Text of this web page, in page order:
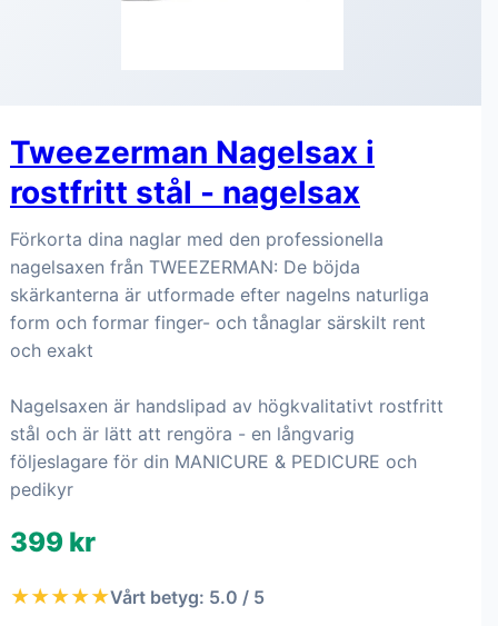
Tweezerman Nagelsax i
rostfritt stål - nagelsax
Förkorta dina naglar med den professionella
nagelsaxen från TWEEZERMAN: De böjda
skärkanterna är utformade efter nagelns naturliga
form och formar finger- och tånaglar särskilt rent
och exakt
Nagelsaxen är handslipad av högkvalitativt rostfritt
stål och är lätt att rengöra - en långvarig
följeslagare för din MANICURE & PEDICURE och
pedikyr
399 kr
★★★★★Vårt betyg: 5.0 / 5